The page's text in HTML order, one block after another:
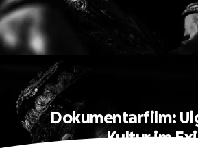
Dokumentarfilm:
Kultur im